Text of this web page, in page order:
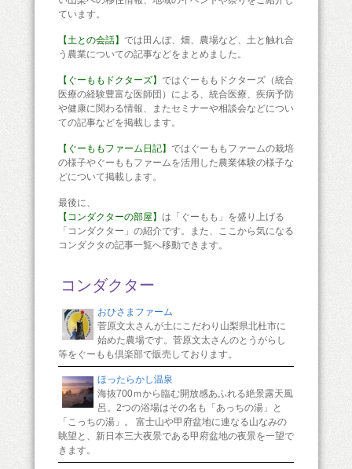
ています。
【土との会話】 では田んぼ、畑、農場など、土と触れ合
う農業についての記事などをまとめました。
【ぐーももドクターズ】 ではぐーももドクターズ（統合
医療の経験豊富な医師団）による、統合医療、疾病予防
や健康に関わる情報、またセミナーや相談会などについ
ての記事などを掲載します。
【ぐーももファーム日記】 ではぐーももファームの栽培
の様子やぐーももファームを活用した農業体験の様子な
どについて掲載します。
最後に、
【コンダクターの部屋】 は「ぐーもも」を盛り上げる
「コンダクター」の紹介です。また、ここから気になる
コンダクタの記事一覧へ移動できます。
コンダクター
おひさまファーム
菅原文太さんが土にこだわり山梨県北杜市に
始めた農場です。菅原文太さんのとうがらし
等をぐーもも倶楽部で販売しております。
ほったらかし温泉
海抜700ｍから臨む開放感あふれる絶景露天風
呂。2つの浴場はその名も「あっちの湯」と
「こっちの湯」。 富士山や甲府盆地に連なる山なみの
眺望と、新日本三大夜景である甲府盆地の夜景を一望で
きます。